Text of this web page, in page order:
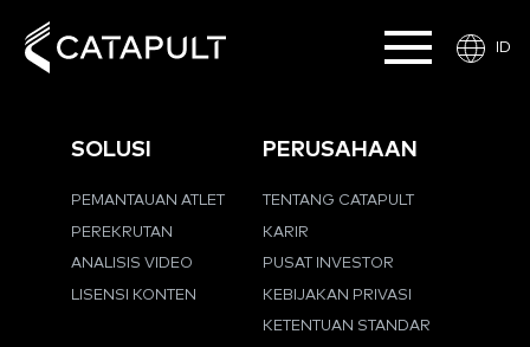
ID
SOLUSI
PEMANTAUAN ATLET
PEREKRUTAN
ANALISIS VIDEO
LISENSI KONTEN
PERUSAHAAN
TENTANG CATAPULT
KARIR
PUSAT INVESTOR
KEBIJAKAN PRIVASI
KETENTUAN STANDAR